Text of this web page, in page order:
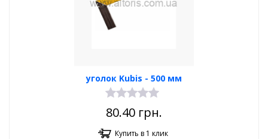
уголок Kubis - 500 мм
80.40 грн.
Купить в 1 клик